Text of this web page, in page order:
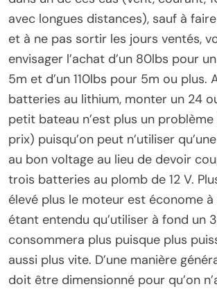
avec longues distances), sauf à
et à ne pas sortir les jours ventés,
envisager l’achat d’un 80lbs pour
5m et d’un 110lbs pour 5m ou plus.
batteries au lithium, monter un 24
petit bateau n’est plus un
prix) puisqu’on peut n’utiliser
au bon voltage au lieu de devoir
trois batteries au plomb de 12 V.
élevé plus le moteur est économe à
étant entendu qu’utiliser à fond un
consommera plus puisque plus
aussi plus vite. D’une manière
doit être dimensionné pour qu’on